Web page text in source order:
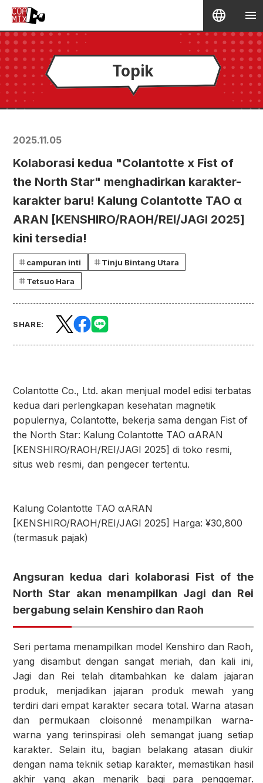
Topik
2025.11.05
Kolaborasi kedua "Colantotte x Fist of
the North Star" menghadirkan karakter-
karakter baru! Kalung Colantotte TAO α
ARAN [KENSHIRO/RAOH/REI/JAGI 2025]
kini tersedia!
campuran inti
Tinju Bintang Utara
Tetsuo Hara
SHARE:
Colantotte Co., Ltd. akan menjual model edisi terbatas
kedua dari perlengkapan kesehatan magnetik
populernya, Colantotte, bekerja sama dengan Fist of
the North Star: Kalung Colantotte TAO αARAN
[KENSHIRO/RAOH/REI/JAGI 2025] di toko resmi,
situs web resmi, dan pengecer tertentu.
Kalung Colantotte TAO αARAN
[KENSHIRO/RAOH/REI/JAGI 2025] Harga: ¥30,800
(termasuk pajak)
Angsuran kedua dari kolaborasi Fist of the
North Star akan menampilkan Jagi dan Rei
bergabung selain Kenshiro dan Raoh
Seri pertama menampilkan model Kenshiro dan Raoh,
yang disambut dengan sangat meriah, dan kali ini,
Jagi dan Rei telah ditambahkan ke dalam jajaran
produk, menjadikan jajaran produk mewah yang
terdiri dari empat karakter secara total. Warna atasan
dan permukaan cloisonné menampilkan warna-
warna yang terinspirasi oleh semangat juang setiap
karakter. Selain itu, bagian belakang atasan diukir
dengan nama teknik setiap karakter, memastikan hasil
akhir yang akan menarik bagi para penggemar.